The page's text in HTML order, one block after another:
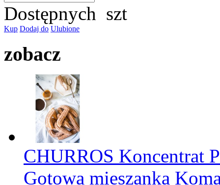
Dostępnych szt
Kup Dodaj do Ulubione
zobacz
CHURROS Koncentrat
Gotowa mieszanka